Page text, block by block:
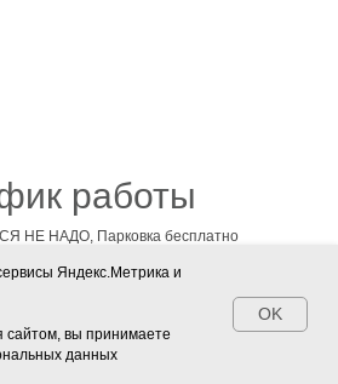
работы
НЕ НАДО, Парковка бесплатно
- 18:00
Яндекс.Метрика и
сайтом, вы принимаете
данных
OK